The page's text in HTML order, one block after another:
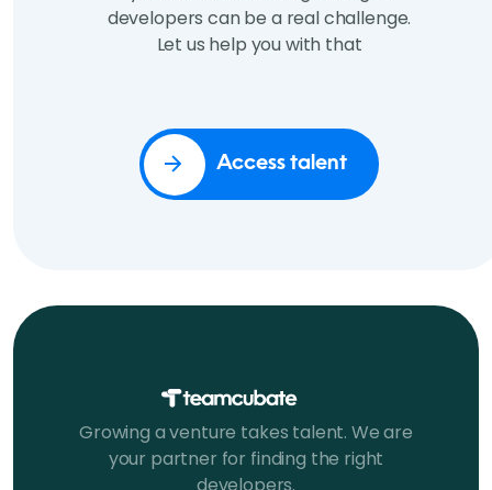
developers can be a real challenge.
Let us help you with that
Access talent
Growing a venture takes talent. We are
your partner for finding the right